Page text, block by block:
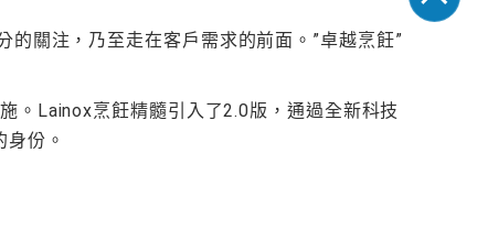
關注，乃至走在客戶需求的前面。”卓越烹飪”
。Lainox烹飪精髓引入了2.0版，通過全新科技
份。